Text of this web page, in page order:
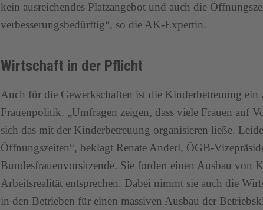
kein ausreichendes Platzangebot und auch die
verbesserungsbedürftig“, so die AK-Expertin.
Wirtschaft in der Pflicht
Auch für die Gewerkschaften ist die Kinderbetreuung ein
Frauenpolitik. „Umfragen zeigen, dass viele Frauen auf
sich das mit der Kinderbetreuung organisieren ließe.
Öffnungszeiten“, beklagt Renate Anderl, ÖGB-
Bundesfrauenvorsitzende. Sie fordert einen Ausbau von
Arbeitsrealität entsprechen. Dabei nimmt sie auch die
in den Betrieben für einen massiven Ausbau der